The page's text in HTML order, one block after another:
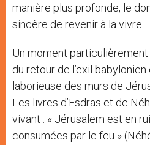
manière plus profonde, le
sincère de revenir à la vivre.
Un moment
du retour de l’exil
laborieuse des murs de
Les livres d’Esdras et de
vivant : « Jérusalem est en
consumées par le feu »